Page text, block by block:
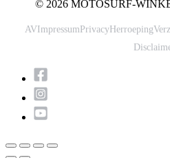
© 2026 MOTOSURF-
AVImpressum Privacy Herroeping